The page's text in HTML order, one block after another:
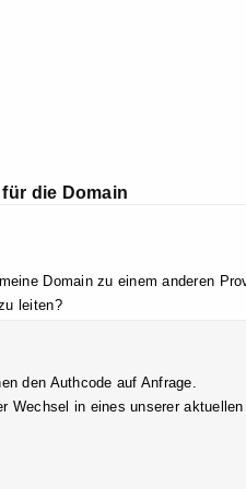
die Domain
Domain zu einem anderen
leiten?
den Authcode auf Anfrage.
Wechsel in eines unserer